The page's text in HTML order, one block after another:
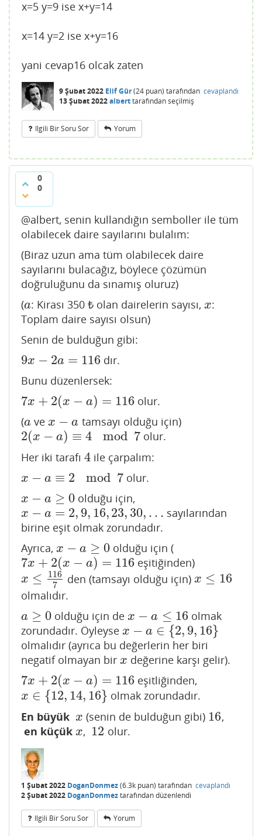
x=5 y=9 ise x+y=14
x=14 y=2 ise x+y=16
yani cevap16 olcak zaten
9 Şubat 2022 Elif Gür(24 puan) tarafından cevaplandı
13 Şubat 2022alberttarafındanseçilmiş
Ilgili Bir Soru Sor Yorum
0
0
@albert, senin kullandığın semboller ile tüm
olabilecek daire sayılarını bulalım:
(Biraz uzun ama tüm olabilecek daire
sayılarını bulacağız, böylece çözümün
doğruluğunu da sınamış oluruz)
(a
a: Kirası 350 ₺ olan dairelerin sayısı,x
x :
Toplam daire sayısı olsun)
Senin de bulduğun gibi:
9x − 2a = 116
9x− 2a =116
dır.
Bunu düzenlersek:
7x + 2(x − a) = 116
7x+ 2(x−a)= 116
olur.
(a
a vex − a
x− a tamsayı olduğu için)
2(x − a) ≡ 4 mod 7
2(x− a)≡ 4mod 7
olur.
Her iki tarafı 4
4 ile çarpalım:
x − a ≡ 2 mod 7
x− a≡ 2mod7 olur.
x − a ≥ 0
x− a≥ 0 olduğu için,
x − a = 2, 9, 16,23, 30, …
x− a= 2, 9,16,23,30,…
sayılarından
birine eşit olmak zorundadır.
Ayrıca, x − a ≥ 0
x− a≥ 0 olduğu için (
7x + 2(x − a) = 116
7x+ 2(x−a)= 116 eşitiğinden)
x ≤
116
7
x≤ 1167 den (tamsayı olduğu için)x ≤ 16
x≤ 16
olmalıdır.
a ≥ 0
a≥ 0 olduğu için dex − a ≤ 16
x− a≤ 16
olmak
zorundadır. Öyleyse x − a ∈ {2, 9, 16}
x− a∈{ 2,9 16}
olmalıdır (ayrıca bu değerlerin her biri
negatif olmayan bir x
x değerine karşı gelir).
7x + 2(x − a) = 116
7x+ 2(x−a)= 116 eşitliğinden,
x ∈ {12, 14, 16}
x∈{ 12 ,14, 16}
olmak zorundadır.
En büyük x
x (senin de bulduğun gibi) 16
16,
en küçük x
x , 12
12 olur.
1 Şubat 2022 DoganDonmez(6.3k puan) tarafından cevaplandı
2 Şubat 2022 DoganDonmeztarafındandüzenlendi
Ilgili Bir Soru Sor Yorum